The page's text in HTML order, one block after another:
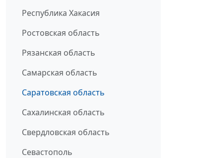
Республика Хакасия
Ростовская область
Рязанская область
Самарская область
Саратовская область
Сахалинская область
Свердловская область
Севастополь